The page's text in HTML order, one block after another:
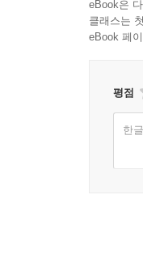
eBook은
클래스는
eBook 페
평점
한